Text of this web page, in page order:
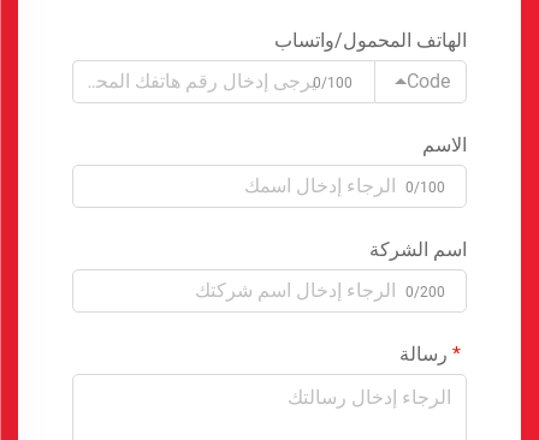
الهاتف المحمول/واتساب
Code
0/100
الاسم
0/100
اسم الشركة
0/200
رسالة